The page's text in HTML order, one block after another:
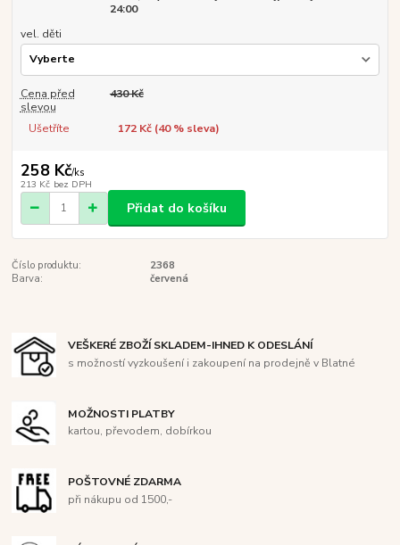
24:00
vel. děti
Cena před
slevou
430 Kč
Ušetříte 172 Kč (40% sleva)
258 Kč/ks
213 Kč bez DPH
Přidat do košíku
Číslo produktu:
2368
Barva:
červená
VEŠKERÉ ZBOŽÍ SKLADEM-IHNED K ODESLÁNÍ
s možností vyzkoušení i zakoupení na prodejně v Blatné
MOŽNOSTI PLATBY
kartou, převodem, dobírkou
POŠTOVNÉ ZDARMA
při nákupu od 1500,-